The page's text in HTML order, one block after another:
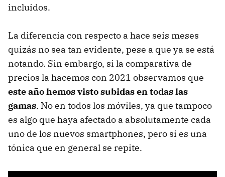
incluidos.
La diferencia con respecto a hace seis meses
quizás no sea tan evidente, pese a que ya se está
notando. Sin embargo, si la comparativa de
precios la hacemos con 2021 observamos que
este año hemos visto subidas en todas las
gamas. No en todos los móviles, ya que tampoco
es algo que haya afectado a absolutamente cada
uno de los nuevos smartphones, pero si es una
tónica que en general se repite.